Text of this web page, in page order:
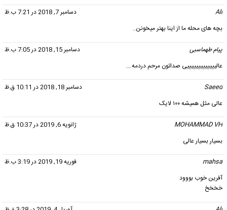
Ali
دسامبر 7, 2018 در 7:21 ب.ظ
بچه های محله ما از اینا بهتر میخونن..
پیام طهماسبی
دسامبر 15, 2018 در 7:05 ب.ظ
عالیییییییییییییی صداتون مرحم دردمه….
Saeed
دسامبر 18, 2018 در 10:11 ق.ظ
عالی مثل همیشه ۱۰۰ لایک
MOHAMMAD VH
ژانویه 6, 2019 در 10:37 ق.ظ
بسیار بسیار عالی
mahsa
فوریه 19, 2019 در 3:19 ب.ظ
آفرین خوب بووود
خخخخ